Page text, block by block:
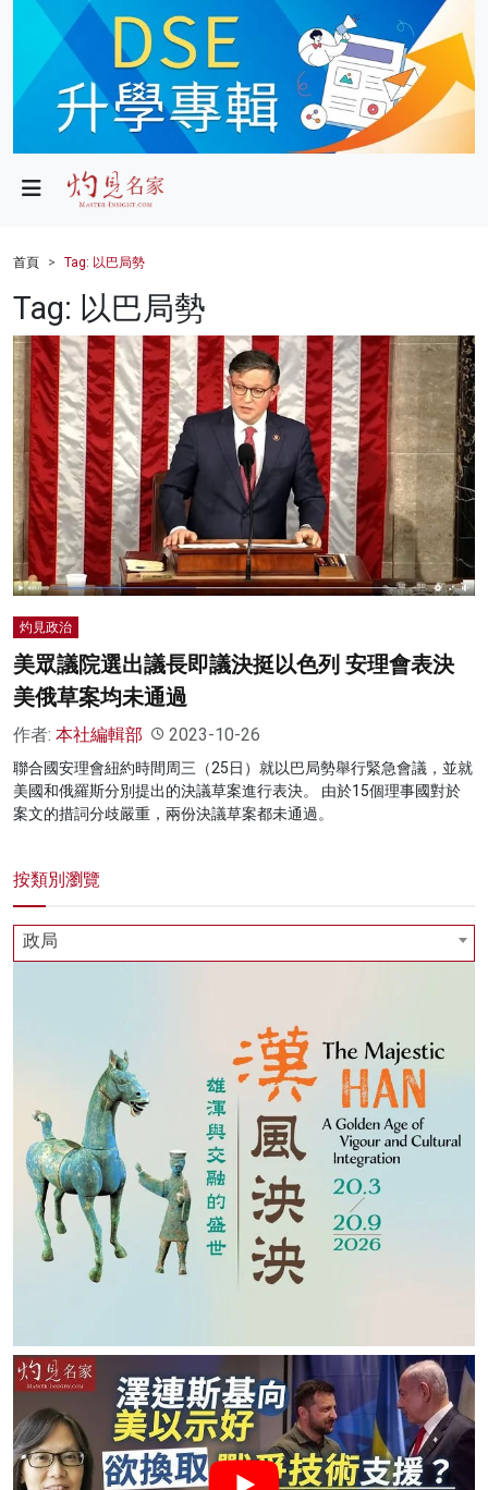
政局
財經
健康
商業
科技
影片
名家榜
灼見活動
首頁 Tag: 以巴局勢
Tag: 以巴局勢
灼見政治
美眾議院選出議長即議決挺以色列 安理會表決
美俄草案均未通過
作者: 本社編輯部 2023-10-26
聯合國安理會紐約時間周三（25日）就以巴局勢舉行緊急會議，並就
美國和俄羅斯分別提出的決議草案進行表決。 由於15個理事國對於
案文的措詞分歧嚴重，兩份決議草案都未通過。
按類別瀏覽
政局